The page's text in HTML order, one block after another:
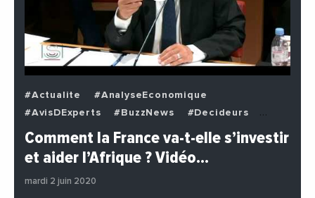
#Actualite
#AnalyseEconomique
#AvisDExperts
#BuzzNews
#Decideurs
#EchangesMediterraneens
#Economie
#Politique
Comment la France va-t-elle s’investir
et aider l’Afrique ? Vidéo…
mardi 2 juin 2020